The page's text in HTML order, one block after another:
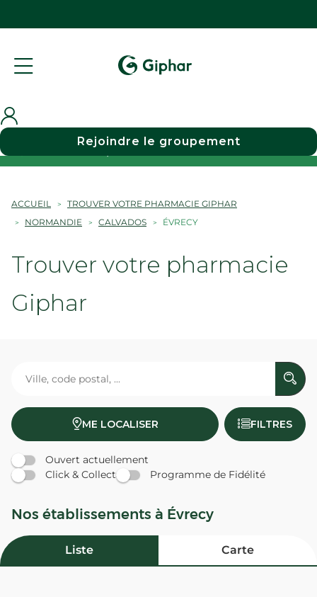
Choisir une pharmacie
Rejoindre le groupement
ACCUEIL
TROUVER VOTRE PHARMACIE GIPHAR
NORMANDIE
CALVADOS ÉVRECY
Trouver votre pharmacie
Giphar
ME LOCALISER FILTRES
Ouvert actuellement
Click & Collect
Programme de Fidélité
Nos établissements à Évrecy
Liste Carte